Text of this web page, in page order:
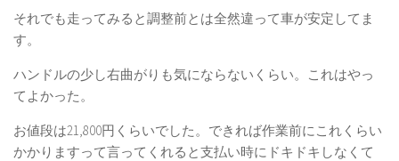
それでも走ってみると調整前とは全然違って車が安定してま
す。
ハンドルの少し右曲がりも気にならないくらい。これはやっ
てよかった。
お値段は21,800円くらいでした。できれば作業前にこれくらい
かかりますって言ってくれると支払い時にドキドキしなくて